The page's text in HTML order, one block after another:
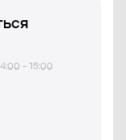
- 15:00